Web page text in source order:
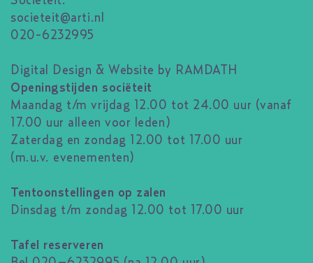
societeit@arti.nl
020-6232995
Digital Design & Website by RAMDATH
Openingstijden sociëteit
Maandag t/m vrijdag 12.00 tot 24.00 uur (vanaf
17.00 uur alleen voor leden)
Zaterdag en zondag 12.00 tot 17.00 uur
(m.u.v. evenementen)
Tentoonstellingen op zalen
Dinsdag t/m zondag 12.00 tot 17.00 uur
Tafel reserveren